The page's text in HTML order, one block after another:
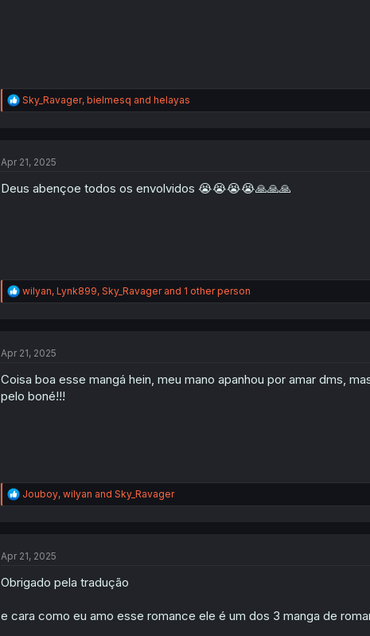
R
e
i
n
Sky_Ravager, bielmesq and helayas
Apr 21, 2025
Deus abençoe todos os envolvidos 😭😭😭😭🙏🙏🙏
R
e
i
n
s
wilyan, Lynk899, Sky_Ravagerand 1 other person
Apr 21, 2025
Coisa boa esse mangá hein, meu mano apanhou por amar dms,
pelo boné!!!
R
e
i
n
Jouboy, wilyan and Sky_Ravager
Apr 21, 2025
Obrigado pela tradução
e cara como eu amo esse romance ele é um dos 3 manga de